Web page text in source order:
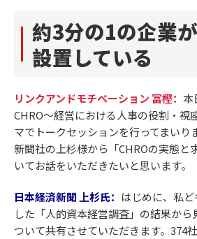
約3分の1の企業
設置している
リンクアンドモチベーション 冨樫： 本
CHRO～経営における人事の役割・視
マでトークセッションを行ってまいり
新聞社の上杉様から「CHROの実態と
いてお話をいただきたいと思います。
日本経済新聞 上杉氏： はじめに、私
した「人的資本経営調査」の結果から
ついて共有させていただきます。374